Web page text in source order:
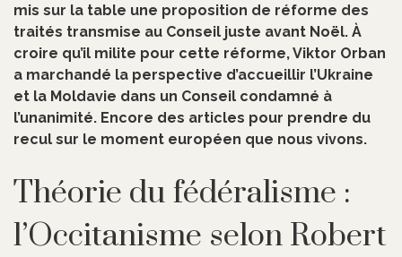
mis sur la table une proposition de réforme des
traités transmise au Conseil juste avant Noël. À
croire qu’il milite pour cette réforme, Viktor Orban
a marchandé la perspective d’accueillir l’Ukraine
et la Moldavie dans un Conseil condamné à
l’unanimité. Encore des articles pour prendre du
recul sur le moment européen que nous vivons.
Théorie du fédéralisme :
l’Occitanisme selon Robert